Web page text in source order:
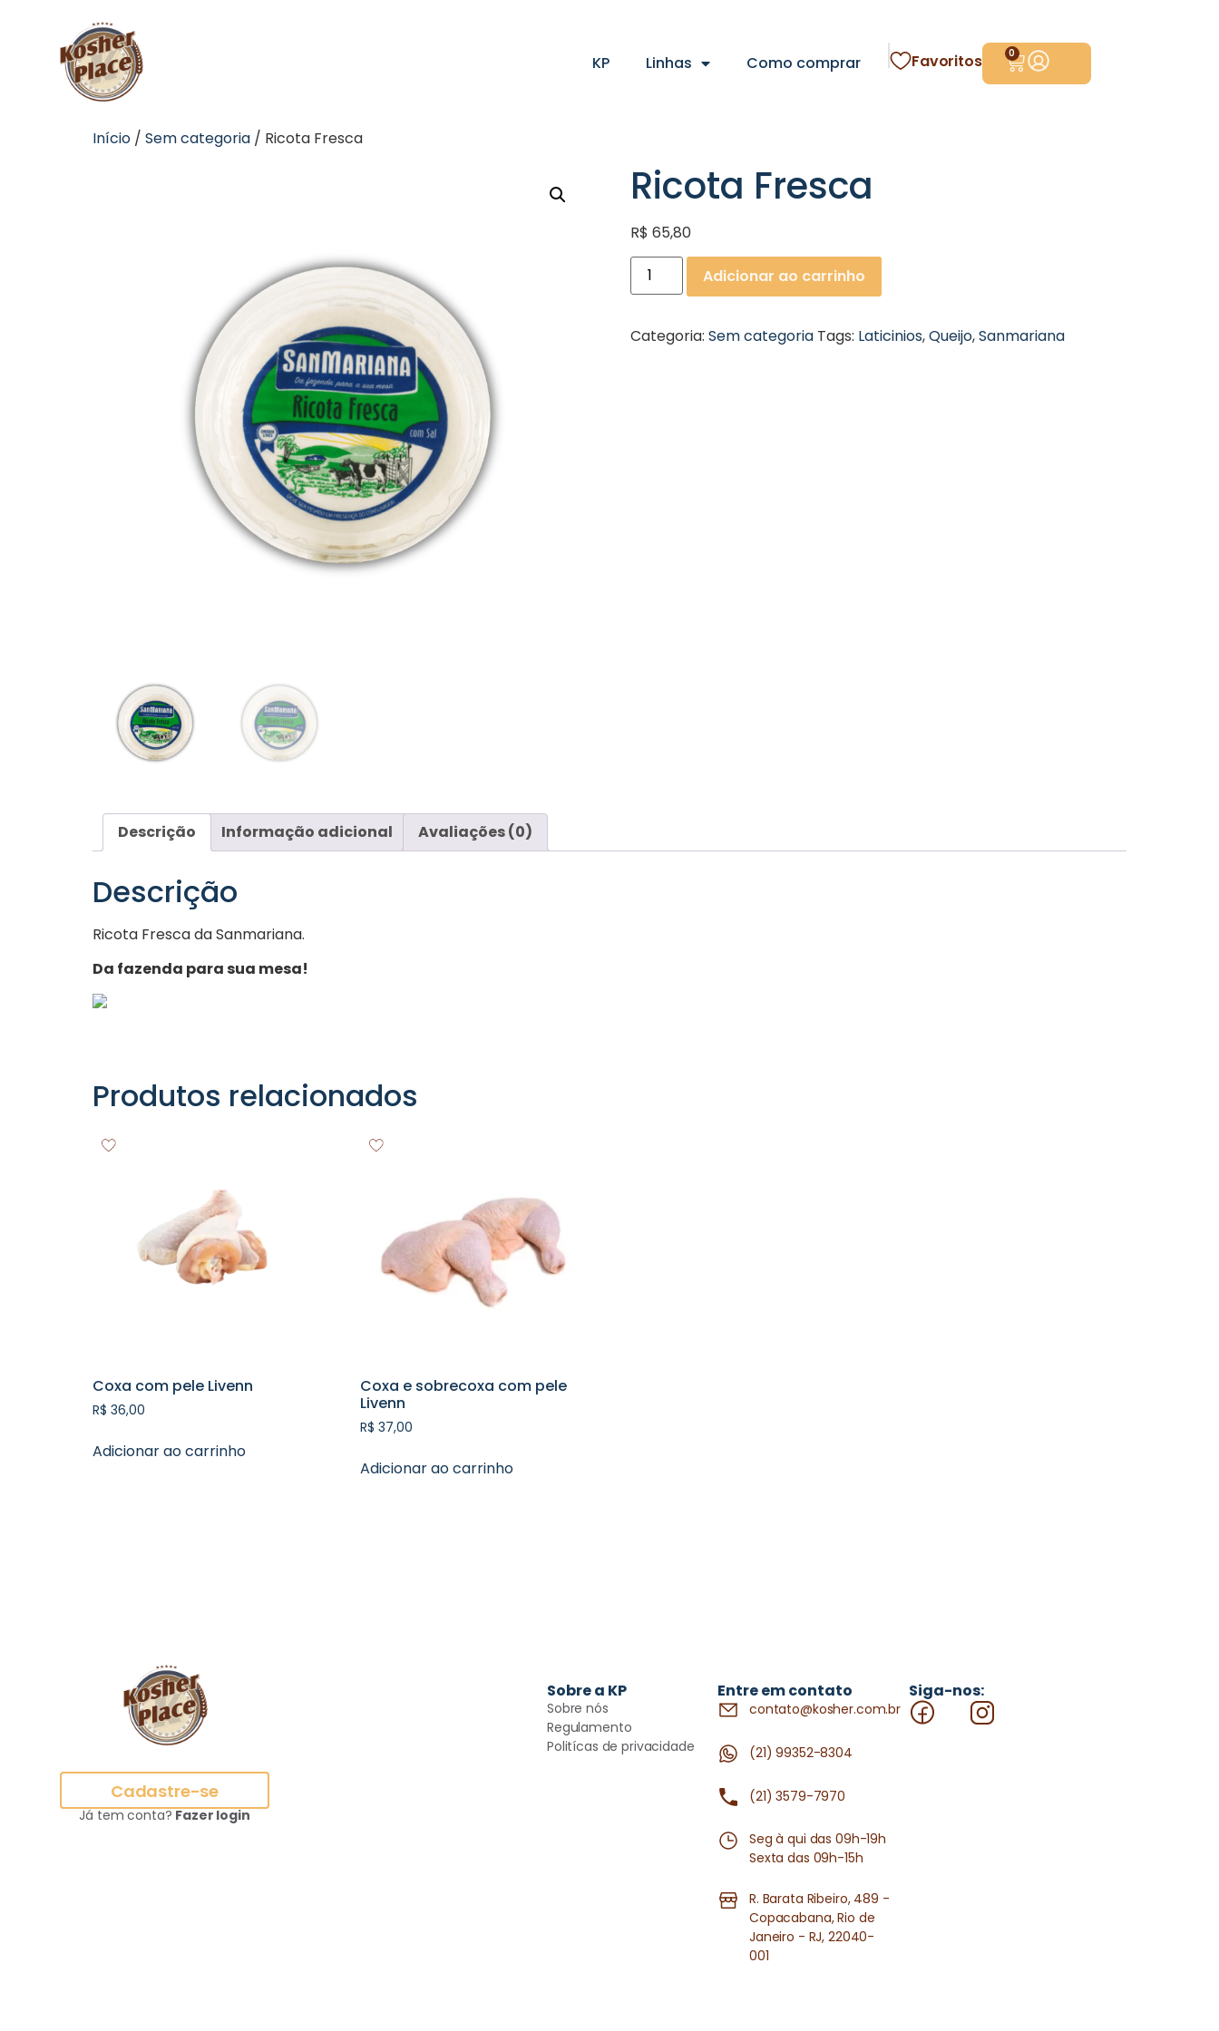
KP Linhas Como comprar Favoritos 0
Início / Sem categoria / Ricota Fresca
Ricota Fresca
R$ 65,80
Adicionar ao carrinho
Categoria: Sem categoria Tags: Laticinios,Queijo,Sanmariana
Descrição Informação adicional Avaliações (0)
Descrição
Ricota Fresca da Sanmariana.
Da fazenda para sua mesa!
Produtos relacionados
Coxa com pele Livenn
R$ 36,00
Adicionar ao carrinho
Coxa e sobrecoxa com pele
Livenn
R$ 37,00
Adicionar ao carrinho
Cadastre-se
Já tem conta?Fazer login
Sobre a KP
Sobre nós
Regulamento
Politícas de privacidade
Entre em contato
contato@kosher.com.br
(21) 99352-8304
(21) 3579-7970
Seg à qui das 09h-19h
Sexta das 09h-15h
R. Barata Ribeiro, 489 -
Copacabana, Rio de
Janeiro - RJ, 22040-
001
Siga-nos: